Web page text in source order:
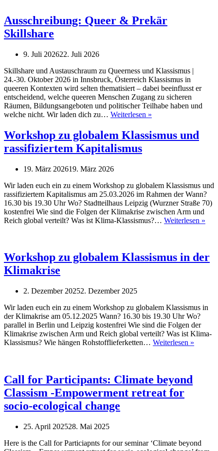
Ausschreibung: Queer & Prekär
Skillshare
9. Juli 202622. Juli 2026
Skillshare und Austauschraum zu Queerness und Klassismus |
24.-30. Oktober 2026 in Innsbruck, Österreich Klassismus in
queeren Kontexten wird selten thematisiert – dabei beeinflusst er
entscheidend, welche queeren Menschen Zugang zu sicheren
Räumen, Bildungsangeboten und politischer Teilhabe haben und
welche nicht. Wir laden dich zu… Weiterlesen »
&
Prekär
Workshop zu globalem Klassismus und
rassifiziertem Kapitalismus
19. März 202619. März 2026
Wir laden euch ein zu einem Workshop zu globalem Klassismus und
rassifiziertem Kapitalismus am 25.03.2026 im Rahmen der Wann?
16.30 bis 19.30 Uhr Wo? Stadtteilhaus Leipzig (Wurzner Straße 70)
kostenfrei Wie sind die Folgen der Klimakrise zwischen Arm und
Reich global verteilt? Was ist Klima-Klassismus?… Weiterlesen »
und
Workshop zu globalem Klassismus in der
Klimakrise
2. Dezember 20252. Dezember 2025
Wir laden euch ein zu einem Workshop zu globalem Klassismus in
der Klimakrise am 05.12.2025 Wann? 16.30 bis 19.30 Uhr Wo?
parallel in Berlin und Leipzig kostenfrei Wie sind die Folgen der
Klimakrise zwischen Arm und Reich global verteilt? Was ist Klima-
Klassismus? Wie hängen Rohstofflieferketten… Weiterlesen »
Call for Participants: Climate beyond
Classism -Empowerment retreat for
socio-ecological change
25. April 202528. Mai 2025
Here is the Call for Particiapnts for our seminar ‘Climate beyond